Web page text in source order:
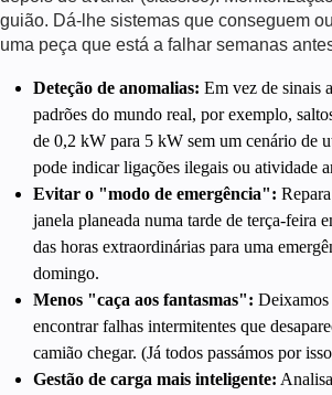
guião. Dá-lhe sistemas que conseguem
uma peça que está a falhar semanas
Deteção de anomalias: Em vez de sinais
padrões do mundo real, por exemplo,
de 0,2 kW para 5 kW sem um cenário de
pode indicar ligações ilegais ou atividade
Evitar o "modo de emergência":
janela planeada numa tarde de terça-feira
das horas extraordinárias para uma
domingo.
Menos "caça aos fantasmas": Deixamos
encontrar falhas intermitentes que
camião chegar. (Já todos passámos por
Gestão de carga mais inteligente: